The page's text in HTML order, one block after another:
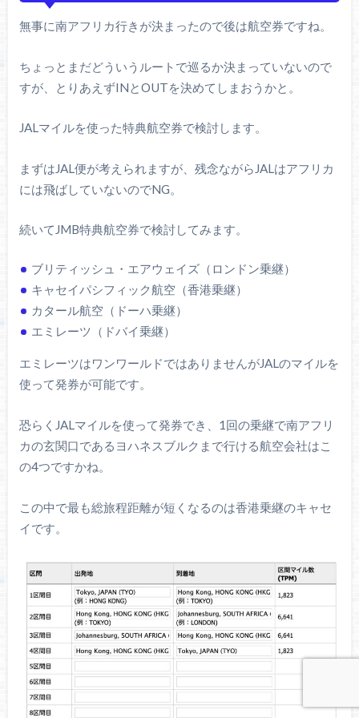
無事に南アフリカ行きが決まったので後は航空券ですね。
ちょっとまだどういうルートで巡るか決まっていないので
すが、とりあえずINとOUTを決めてしまおうかと。
JALマイルを使った特典航空券で検討します。
まずはJAL便が考えられますが、残念ながらJALはアフリカ
には飛ばしていないのでNG。
続いてJMB特典航空券で検討してみます。
ブリティッシュ・エアウェイズ（ロンドン乗継）
キャセイパシフィック航空（香港乗継）
カタール航空（ドーハ乗継）
エミレーツ（ドバイ乗継）
エミレーツはワンワールドではありませんがJALのマイルを
使って発券が可能です。
恐らくJALマイルを使って発券でき、1回の乗継で南アフリ
カの玄関口であるヨハネスブルクまで行ける航空会社はこ
の4つですかね。
この中で最も総旅程距離が短くなるのは香港乗継のキャセ
イです。